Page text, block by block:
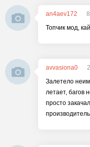
an4aev172
Топчик мод,
avvasiona0
Залетело
летает, багов
просто